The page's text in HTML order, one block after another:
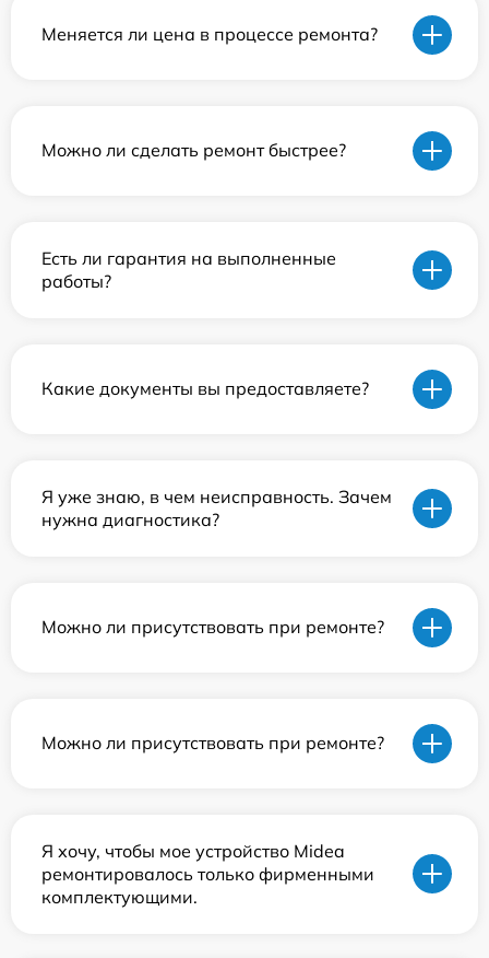
Меняется ли цена в процессе ремонта?
Можно ли сделать ремонт быстрее?
Есть ли гарантия на выполненные
работы?
Какие документы вы предоставляете?
Я уже знаю, в чем неисправность. Зачем
нужна диагностика?
Можно ли присутствовать при ремонте?
Можно ли присутствовать при ремонте?
Я хочу, чтобы мое устройство Midea
ремонтировалось только фирменными
комплектующими.